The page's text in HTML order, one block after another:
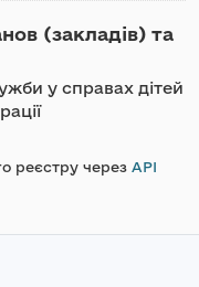
(закладів) та
у справах дітей
реєстру через API